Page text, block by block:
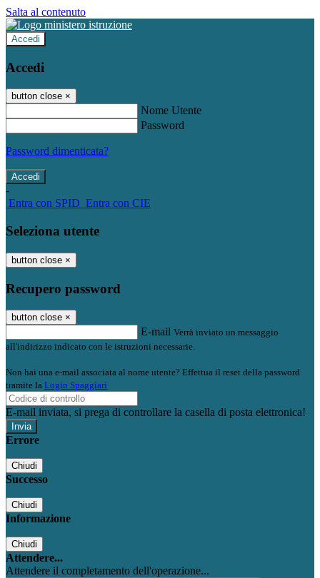
Salta al contenuto
Accedi
Accedi
button close ×
Nome Utente
Password
Password dimenticata?
-
Entra con SPID Entra con CIE
Seleziona utente
button close ×
Recupero password
button close ×
E-mail Verrà inviato un messaggio
all'indirizzo indicato con le istruzioni necessarie.
Non hai una e-mail associata al nome utente? Effettua il reset della password
tramite la Login Spaggiari
E-mail inviata, si prega di controllare la casella di posta elettronica!
Errore
Chiudi
Successo
Chiudi
Informazione
Chiudi
Attendere...
Attendere il completamento dell'operazione...